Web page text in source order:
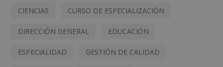
CIENCIAS CURSO DE ESPECIALIZACIÓN
DIRECCIÓN GENERAL EDUCACIÓN
ESPECIALIDAD GESTIÓN DE CALIDAD